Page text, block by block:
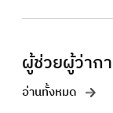
ผู้ช่วยผู้ว่าก
อ่านทั้งหมด